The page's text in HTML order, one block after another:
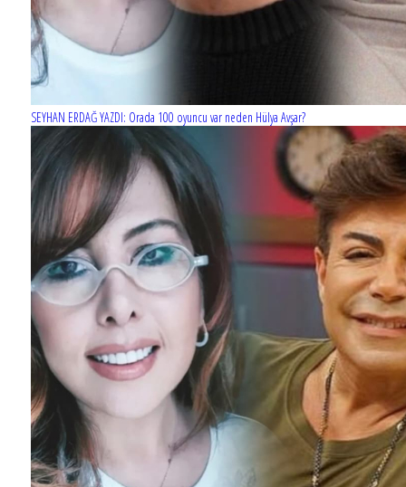
SEYHAN ERDAĞ YAZDI: Orada 100 oyuncu var neden Hülya Avşar?